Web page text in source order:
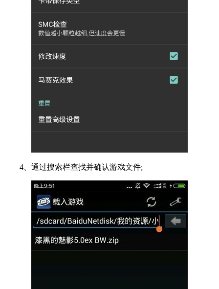
4、通过搜索栏查找并确认游戏文件;